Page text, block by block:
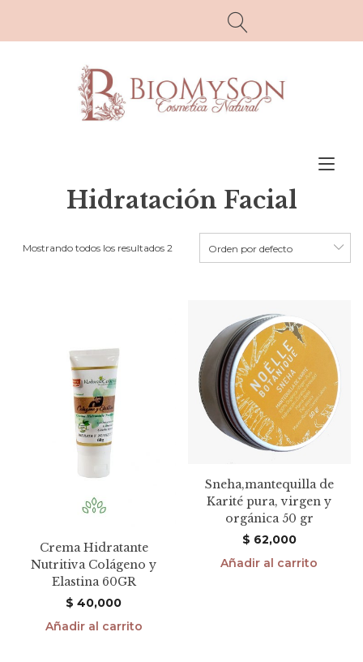
Hidratación Facial
Mostrando todos los resultados 2 Orden por defecto
Crema Hidratante
Nutritiva Colágeno y
Elastina 60GR
$ 40,000
Añadir al carrito
Sneha,mantequilla de
Karité pura, virgen y
orgánica 50 gr
$ 62,000
Añadir al carrito